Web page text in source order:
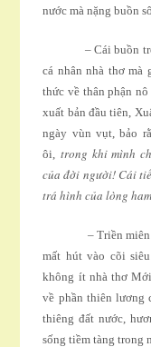
nước mà nặng buồn
– Cái buồn trong
cá nhân nhà thơ
thức về thân phận
xuất bản đầu tiên,
ngày vùn vụt, bảo
ôi, trong khi mình
của đời người! Cái
trá hình của lòng
– Triền miên
mất hút vào cõi
không ít nhà thơ
về phần thiên lương
thiêng đất nước,
sống tiềm tàng trong